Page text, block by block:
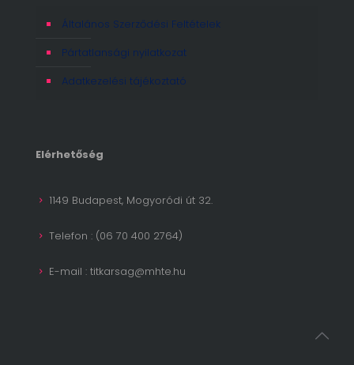
Általános Szerződési Feltételek
Pártatlansági nyilatkozat
Adatkezelési tájékoztató
Elérhetőség
1149 Budapest, Mogyoródi út 32.
Telefon : (06 70 400 2764)
E-mail : titkarsag@mhte.hu